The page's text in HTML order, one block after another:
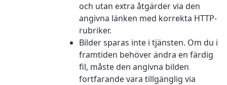
och utan extra åtgärder via den
angivna länken med korrekta HTTP-
rubriker.
Bilder sparas inte i tjänsten. Om du i
framtiden behöver ändra en färdig
fil, måste den angivna bilden
fortfarande vara tillgänglig via